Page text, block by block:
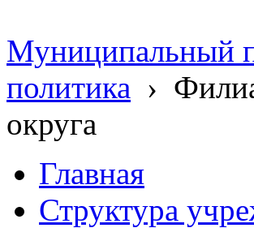
Муниципальный
политика ›
округа
Главная
Структура